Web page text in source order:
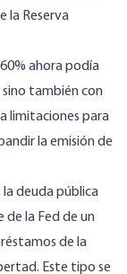
la Reserva
ahora podía
también con
limitaciones para
la emisión de
deuda pública
de la Fed de un
de la
Este tipo se